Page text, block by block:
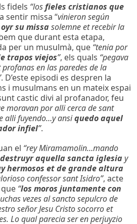
fidels “losfieles cristianos que
sentir missa “vinieron según
su missasolemne et recebir la
que durant esta etapa,
per un musulmà, que “tenia por
trapos viejos”, els quals “pegava
en las paredes de la
. D’este episodi es despren la
i musulmans en un mateix espai
castic divi al profanador, feu
moravan por alli cerca de sant
alli fuyendo…y ansiquedo aquel
infiel”.
el “rey Miramamolin…mando
destruyr aquella sancta iglesiay
hermosos et de grande altura
confessor sant Isidro”, acte
“los moros juntamente con
vezes al sancto sepulcro de
señor Jesu Cristo socorro et
Lo qual parecia ser en perjuyzio